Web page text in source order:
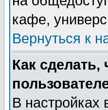
кафе,
Вернуться к
Как
В